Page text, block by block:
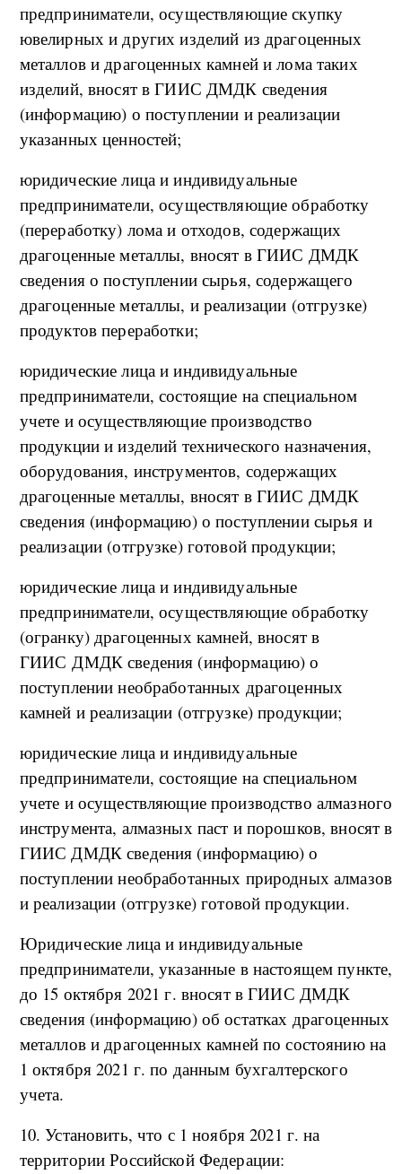
предприниматели, осуществляющие скупку
ювелирных и других изделий из драгоценных
металлов и драгоценных камней и лома таких
изделий, вносят в ГИИС ДМДК сведения
(информацию) о поступлении и реализации
указанных ценностей;
юридические лица и индивидуальные
предприниматели, осуществляющие обработку
(переработку) лома и отходов, содержащих
драгоценные металлы, вносят в ГИИС ДМДК
сведения о поступлении сырья, содержащего
драгоценные металлы, и реализации (отгрузке)
продуктов переработки;
юридические лица и индивидуальные
предприниматели, состоящие на специальном
учете и осуществляющие производство
продукции и изделий технического назначения,
оборудования, инструментов, содержащих
драгоценные металлы, вносят в ГИИС ДМДК
сведения (информацию) о поступлении сырья и
реализации (отгрузке) готовой продукции;
юридические лица и индивидуальные
предприниматели, осуществляющие обработку
(огранку) драгоценных камней, вносят в
ГИИС ДМДК сведения (информацию) о
поступлении необработанных драгоценных
камней и реализации (отгрузке) продукции;
юридические лица и индивидуальные
предприниматели, состоящие на специальном
учете и осуществляющие производство алмазного
инструмента, алмазных паст и порошков, вносят в
ГИИС ДМДК сведения (информацию) о
поступлении необработанных природных алмазов
и реализации (отгрузке) готовой продукции.
Юридические лица и индивидуальные
предприниматели, указанные в настоящем пункте,
до 15 октября 2021 г. вносят в ГИИС ДМДК
сведения (информацию) об остатках драгоценных
металлов и драгоценных камней по состоянию на
1 октября 2021 г. по данным бухгалтерского
учета.
10. Установить, что с 1 ноября 2021 г. на
территории Российской Федерации: